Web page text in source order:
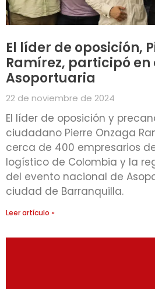
El líder de oposición,
Ramírez, participó en
Asoportuaria
22 de noviembre de 2024
El líder de oposición y
ciudadano Pierre Onzaga
cerca de 400 empresarios
logístico de Colombia y la
del evento nacional de
ciudad de Barranquilla.
Leer artículo »